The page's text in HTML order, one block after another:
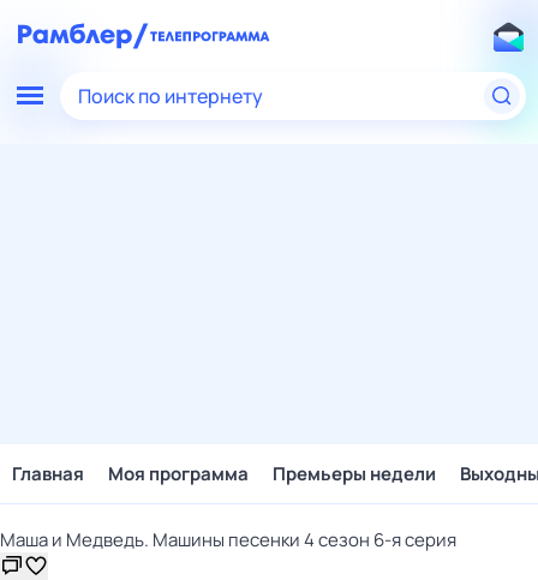
Поиск по интернету
Главная Моя программа Премьеры недели
Маша и Медведь. Машины песенки 4 сезон 6-я серия